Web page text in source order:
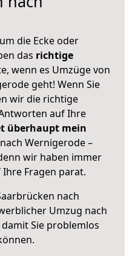
die Ecke oder
das richtige
wenn es Umzüge von
geht! Wenn Sie
wir die richtige
auf Ihre
überhaupt mein
Wernigerode –
wir haben immer
Fragen parat.
nach
Umzug nach
damit Sie problemlos